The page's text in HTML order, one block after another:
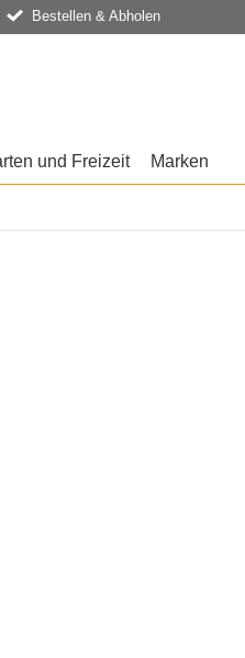
Bestellen & Abholen
und Freizeit Marken